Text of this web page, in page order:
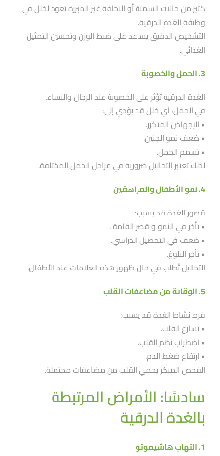
كثير من حالات السمنة أو النحافة غير المبررة تعود لخلل في
وظيفة الغدة الدرقية.
التشخيص الدقيق يساعد على ضبط الوزن وتحسين التمثيل
الغذائي.
3. الحمل والخصوبة
الغدة الدرقية تؤثر على الخصوبة عند الرجال والنساء.
في الحمل، أي خلل قد يؤدي إلى:
• الإجهاض المتكرر.
• ضعف نمو الجنين.
• تسمم الحمل.
لذلك تعتبر التحاليل ضرورية في مراحل الحمل المختلفة.
4. نمو الأطفال والمراهقين
قصور الغدة قد يسبب:
• تأخر في النمو و قصر القامة .
• ضعف في التحصيل الدراسي.
• تأخر البلوغ.
التحاليل تُطلب في حال ظهور هذه العلامات عند الأطفال.
5. الوقاية من مضاعفات القلب
فرط نشاط الغدة قد يسبب:
• تسارع القلب.
• اضطراب نظم القلب.
• ارتفاع ضغط الدم.
الفحص المبكر يحمي القلب من مضاعفات محتملة.
سادسًا: الأمراض المرتبطة
بالغدة الدرقية
1. التهاب هاشيموتو